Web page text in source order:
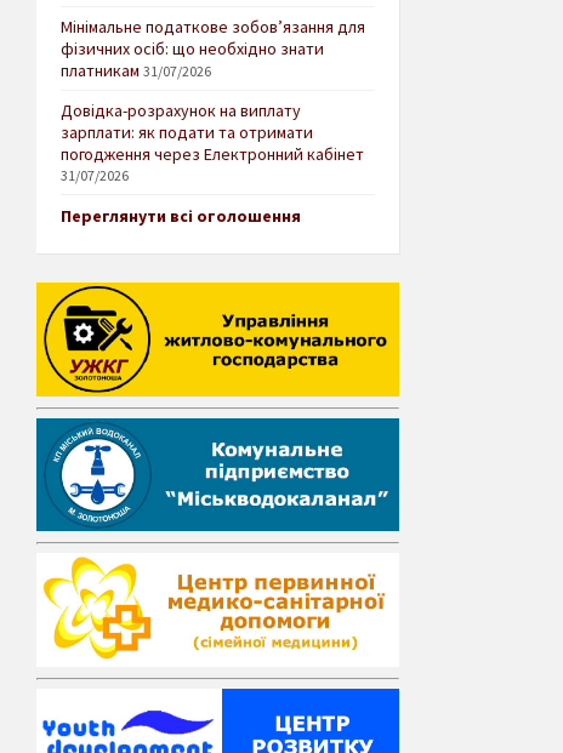
Мінімальне податкове зобов’язання для
фізичних осіб: що необхідно знати
платникам 31/07/2026
Довідка-розрахунок на виплату
зарплати: як подати та отримати
погодження через Електронний кабінет
31/07/2026
Переглянути всі оголошення